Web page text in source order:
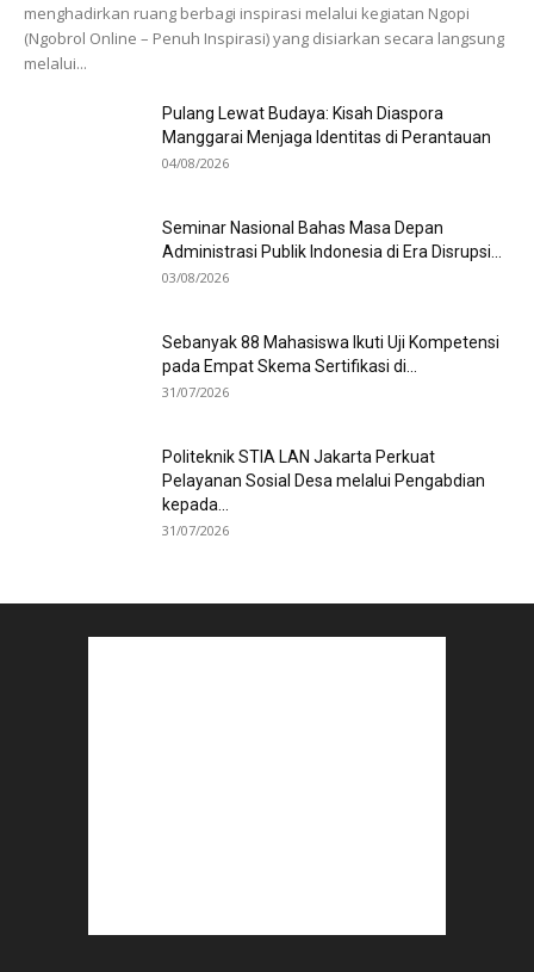
menghadirkan ruang berbagi inspirasi melalui kegiatan Ngopi
(Ngobrol Online – Penuh Inspirasi) yang disiarkan secara langsung
melalui...
Pulang Lewat Budaya: Kisah Diaspora
Manggarai Menjaga Identitas di Perantauan
04/08/2026
Seminar Nasional Bahas Masa Depan
Administrasi Publik Indonesia di Era Disrupsi...
03/08/2026
Sebanyak 88 Mahasiswa Ikuti Uji Kompetensi
pada Empat Skema Sertifikasi di...
31/07/2026
Politeknik STIA LAN Jakarta Perkuat
Pelayanan Sosial Desa melalui Pengabdian
kepada...
31/07/2026